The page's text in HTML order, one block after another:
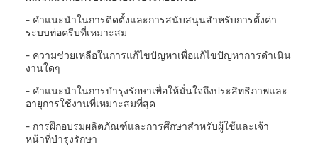
- คำแนะนำในการติดตั้งและการสนับสนุนสำหรับการตั้งค่า
ระบบท่อครีบที่เหมาะสม
- ความช่วยเหลือในการแก้ไขปัญหาเพื่อแก้ไขปัญหาการดำเนิน
งานใดๆ
- คำแนะนำในการบำรุงรักษาเพื่อให้มั่นใจถึงประสิทธิภาพและ
อายุการใช้งานที่เหมาะสมที่สุด
- การฝึกอบรมผลิตภัณฑ์และการศึกษาสำหรับผู้ใช้และเจ้า
หน้าที่บำรุงรักษา